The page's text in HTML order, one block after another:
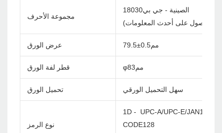
مجموعة الأحرف
الصينية - جي بي18030
بنا للحصول على أحدث المعلومات)
عرض الورق 79.5±مم0.5
قطر لفة الورق φمم83
تحميل الورق سهل التحميل الورقي
نوع الرمز
1D - UPC-A/UPC-E/
CODE128